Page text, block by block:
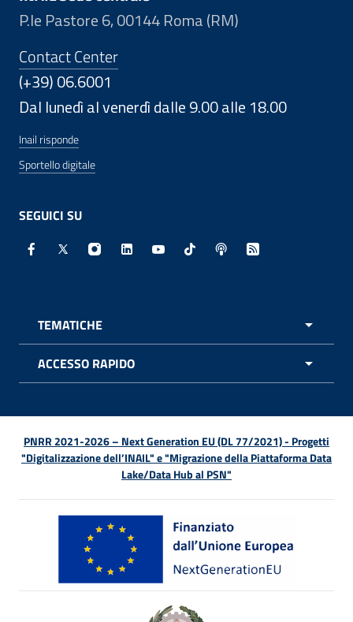
P.le Pastore 6, 00144 Roma (RM)
Contact Center
(+39) 06.6001
Dal lunedì al venerdì dalle 9.00 alle 18.00
Inail risponde
Sportello digitale
SEGUICI SU
Facebook - Sito esterno - Apertura in nuova finestra
X - Sito esterno - Apertura in nuova finestra
Instagram - Sito esterno - Apertura in
Linkedin - Sito esterno - Apertura in
Youtube - Sito esterno -
TikTok - Sito esterno -
Spreaker - Sito
Feed RSS -
TEMATICHE
ACCESSO RAPIDO
PNRR 2021-2026 – Next Generation EU (DL 77/2021) - Progetti
"Digitalizzazione dell’INAIL" e "Migrazione della Piattaforma Data
Lake/Data Hub al PSN"